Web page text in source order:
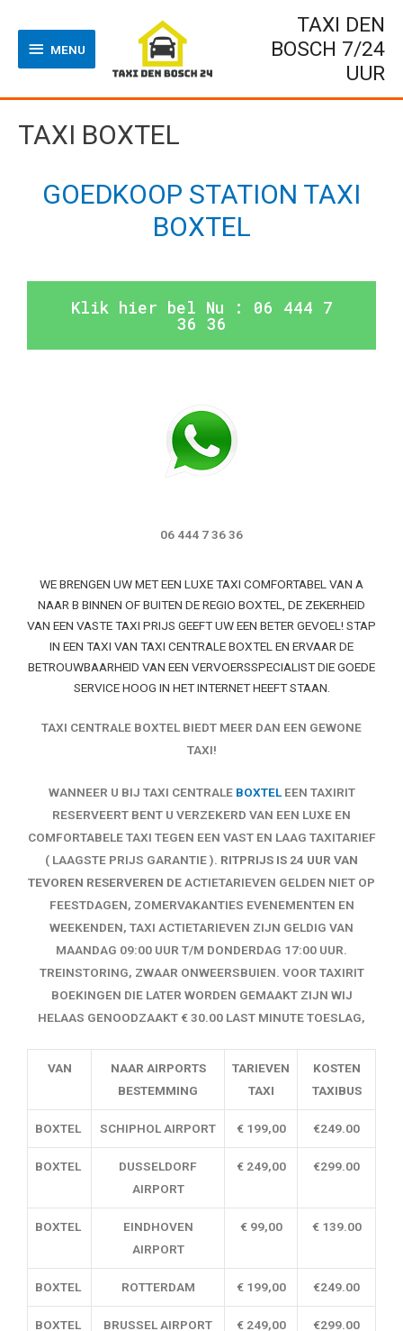
TAXI DEN
BOSCH 7/24
UUR
MENU
TAXI BOXTEL
GOEDKOOP STATION TAXI
BOXTEL
Klik hier bel Nu : 06 444 7
36 36
06 444 7 36 36
WE BRENGEN UW MET EEN LUXE TAXI COMFORTABEL VAN A
NAAR B BINNEN OF BUITEN DE REGIO BOXTEL, DE ZEKERHEID
VAN EEN VASTE TAXI PRIJS GEEFT UW EEN BETER GEVOEL! STAP
IN EEN TAXI VAN TAXI CENTRALE BOXTEL EN ERVAAR DE
BETROUWBAARHEID VAN EEN VERVOERSSPECIALIST DIE GOEDE
SERVICE HOOG IN HET INTERNET HEEFT STAAN.
TAXI CENTRALE BOXTEL BIEDT MEER DAN EEN GEWONE
TAXI!
WANNEER U BIJ TAXI CENTRALE BOXTELEEN TAXIRIT
RESERVEERT BENT U VERZEKERD VAN EEN LUXE EN
COMFORTABELE TAXI TEGEN EEN VAST EN LAAG TAXITARIEF
( LAAGSTE PRIJS GARANTIE ). RITPRIJS IS 24 UUR VAN
TEVOREN RESERVEREN DE ACTIETARIEVEN GELDEN NIET OP
FEESTDAGEN, ZOMERVAKANTIES EVENEMENTEN EN
WEEKENDEN, TAXI ACTIETARIEVEN ZIJN GELDIG VAN
MAANDAG 09:00 UUR T/M DONDERDAG 17:00 UUR.
TREINSTORING, ZWAAR ONWEERSBUIEN. VOOR TAXIRIT
BOEKINGEN DIE LATER WORDEN GEMAAKT ZIJN WIJ
HELAAS GENOODZAAKT € 30.00 LAST MINUTE TOESLAG,
VAN
NAAR AIRPORTS
BESTEMMING
TARIEVEN
TAXI
KOSTEN
TAXIBUS
BOXTEL SCHIPHOL AIRPORT € 199,00 €249.00
BOXTEL
DUSSELDORF
AIRPORT
€ 249,00 €299.00
BOXTEL
EINDHOVEN
AIRPORT
€ 99,00 € 139.00
BOXTEL ROTTERDAM € 199,00 €249.00
BOXTEL BRUSSEL AIRPORT € 249,00 €299.00